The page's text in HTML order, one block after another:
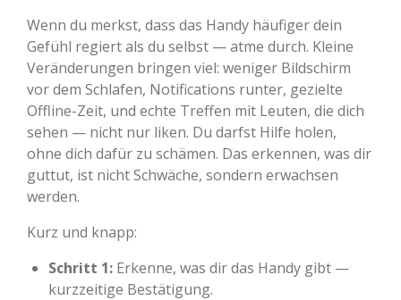
Wenn du merkst, dass das Handy häufiger dein
Gefühl regiert als du selbst — atme durch. Kleine
Veränderungen bringen viel: weniger Bildschirm
vor dem Schlafen, Notifications runter, gezielte
Offline-Zeit, und echte Treffen mit Leuten, die dich
sehen — nicht nur liken. Du darfst Hilfe holen,
ohne dich dafür zu schämen. Das erkennen, was dir
guttut, ist nicht Schwäche, sondern erwachsen
werden.
Kurz und knapp:
Schritt 1: Erkenne, was dir das Handy gibt —
kurzzeitige Bestätigung.